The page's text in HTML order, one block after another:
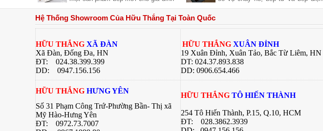
hãng nào tốt cả về giá về chất
lượng .Hãy để chúng tôi gợi ý cho
bạn một thương hiệu của Việt Nam
Âu đó là
nhiều công sức. Không cần phải ra
riêng. Bài viết sau đây của bếp Hữu
về 2 dòng sản phẩm này giúp các
bạn có sự lựa chọn tốt nhất cho căn
bếp của gia đình mình .
Hệ Thống Showroom Của Hữu Thắng Tại Toàn Quốc
HỮU THẮNG XÃ ĐÀN
Xã Đàn, Đống Đa, HN
ĐT: 024.38.399.399
DD: 0947.156.156
HỮU THẮNG XUÂN ĐỈNH
19 Xuân Đỉnh, Xuân Tảo, Bắc Từ Liêm, HN
DT: 024.37.893.838
DD: 0906.654.466
HỮU THẮNG HƯNG YÊN
Số 31 Phạm Công Trứ-Phường Bần- Thị xã
Mỹ Hào-Hưng Yên
ĐT: 0972.73.7007
HỮU THẮNG TÔ HIẾN THÀNH
254 Tô Hiến Thành, P.15, Q.10, HCM
ĐT:
028.3862.3939